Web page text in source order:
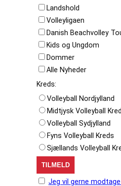
Landshold
Volleyligaen
Danish Beachvolley
Kids og Ungdom
Dommer
Alle Nyheder
Kreds:
Volleyball Nordjylland
Midtjysk Volleyball
Volleyball Sydjylland
Fyns Volleyball Kreds
Sjællands Volleyball
Jeg vil gerne